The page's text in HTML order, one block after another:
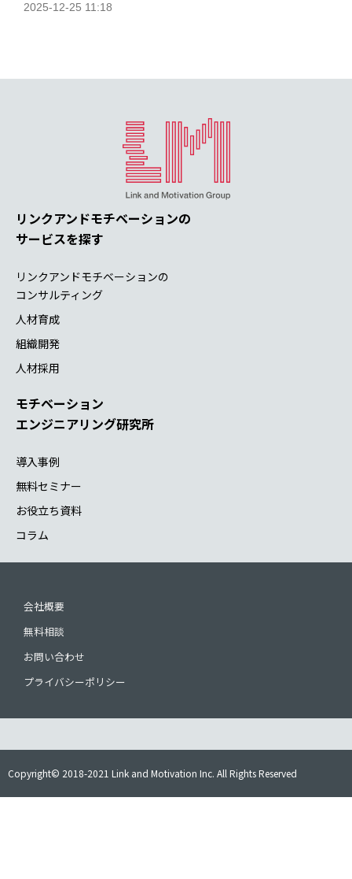
2025-12-25 11:18
リンクアンドモチベーションの
サービスを探す
リンクアンドモチベーションの
コンサルティング
人材育成
組織開発
人材採用
モチベーション
エンジニアリング研究所
導入事例
無料セミナー
お役立ち資料
コラム
会社概要
無料相談
お問い合わせ
プライバシーポリシー
Copyright© 2018-2021 Link and Motivation Inc. All Rights Reserved